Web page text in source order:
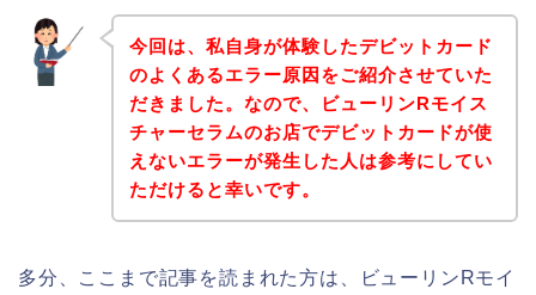
今回は、私自身が体験したデビットカード
のよくあるエラー原因をご紹介させていた
だきました。なので、ビューリンRモイス
チャーセラムのお店でデビットカードが使
えないエラーが発生した人は参考にしてい
ただけると幸いです。
多分、ここまで記事を読まれた方は、ビューリンRモイ